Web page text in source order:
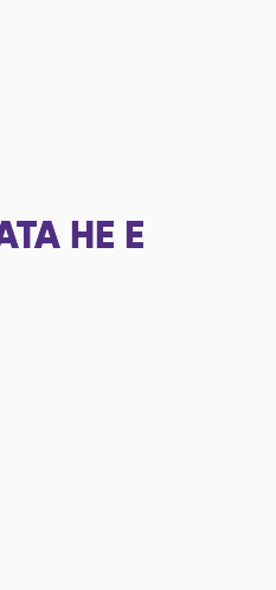
НЕ Е